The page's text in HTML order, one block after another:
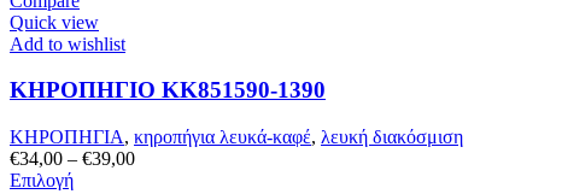
Οι
επιλογές
να
στη
σελίδα
του
Quick view
Add to wishlist
ΚΗΡΟΠΗΓΙΟ KK851590-1390
ΚΗΡΟΠΗΓΙΑ, κηροπήγια λευκά-καφέ, λευκή διακόσμιση
€34,00 – €39,00Price
ΕπιλογήΑυτό